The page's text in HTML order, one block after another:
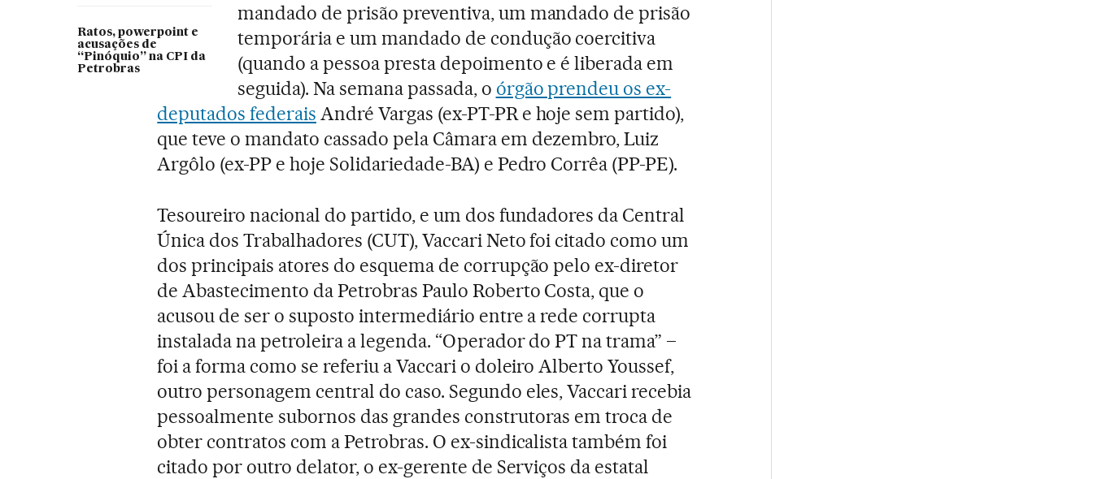
Ratos, powerpoint e
acusações de
“Pinóquio” na CPI da
Petrobras
mandado de prisão preventiva, um mandado de prisão
temporária e um mandado de condução coercitiva
(quando a pessoa presta depoimento e é liberada em
seguida). Na semana passada, o órgão prendeu os ex-
deputados federais André Vargas (ex-PT-PR e hoje sem partido),
que teve o mandato cassado pela Câmara em dezembro, Luiz
Argôlo (ex-PP e hoje Solidariedade-BA) e Pedro Corrêa (PP-PE).
Tesoureiro nacional do partido, e um dos fundadores da Central
Única dos Trabalhadores (CUT), Vaccari Neto foi citado como um
dos principais atores do esquema de corrupção pelo ex-diretor
de Abastecimento da Petrobras Paulo Roberto Costa, que o
acusou de ser o suposto intermediário entre a rede corrupta
instalada na petroleira a legenda. “Operador do PT na trama” –
foi a forma como se referiu a Vaccari o doleiro Alberto Youssef,
outro personagem central do caso. Segundo eles, Vaccari recebia
pessoalmente subornos das grandes construtoras em troca de
obter contratos com a Petrobras. O ex-sindicalista também foi
citado por outro delator, o ex-gerente de Serviços da estatal